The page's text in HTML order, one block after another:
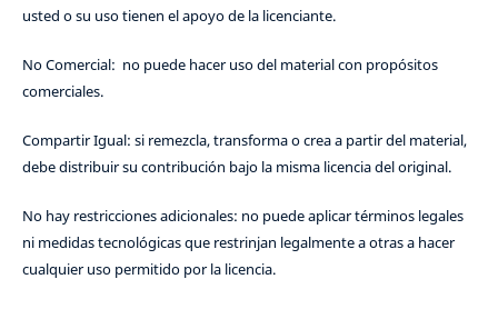
usted o su uso tienen el apoyo de la licenciante.
No Comercial: no puede hacer uso del material con propósitos
comerciales.
Compartir Igual: si remezcla, transforma o crea a partir del material,
debe distribuir su contribución bajo la misma licencia del original.
No hay restricciones adicionales: no puede aplicar términos legales
ni medidas tecnológicas que restrinjan legalmente a otras a hacer
cualquier uso permitido por la licencia.